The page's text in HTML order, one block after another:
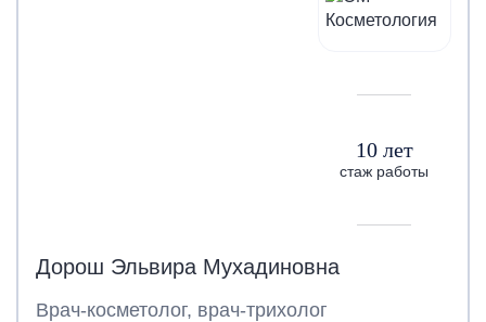
10 лет
стаж работы
Дорош Эльвира Мухадиновна
Врач-косметолог, врач-трихолог